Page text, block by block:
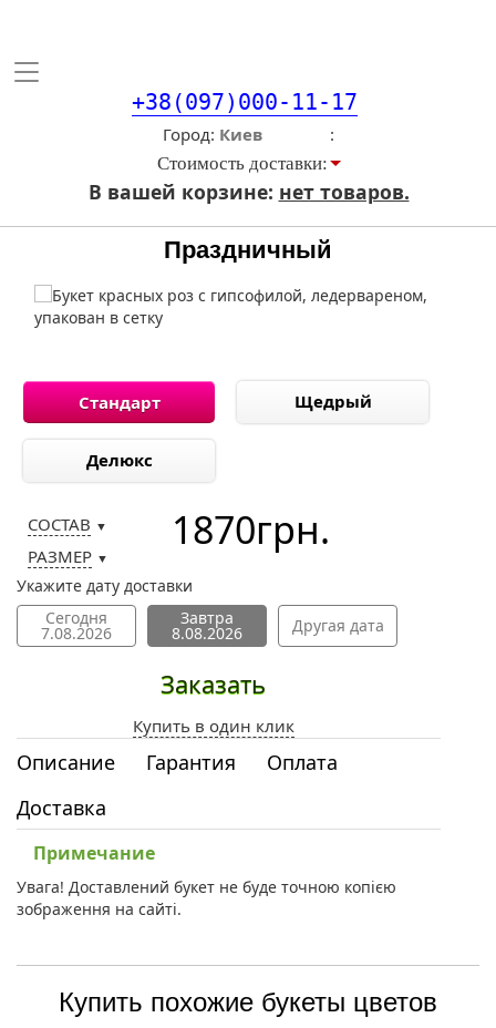
Toggle
+38(097)000-11-17
Город
Стоимость доставки:
В вашей корзине: нет товаров.
Праздничный
Стандарт Щедрый
Делюкс
СОСТАВ ▼
РАЗМЕР ▼
1870грн.
Укажите дату доставки
Сегодня
7.08.2026
Завтра
8.08.2026 Другая дата
Заказать
Купить в один клик
Описание Гарантия
Оплата
Доставка
Примечание
Увага! Доставлений букет не буде точною копією
зображення на сайті.
Купить похожие букеты цветов